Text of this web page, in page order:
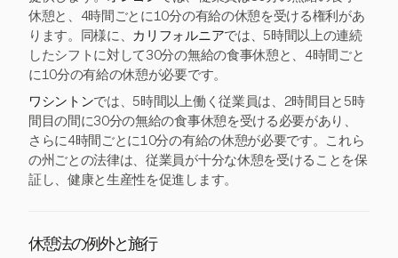
休憩と、4時間ごとに10分の有給の休憩を受ける権利があ
ります。同様に、 カリフォルニアでは、5時間以上の連続
したシフトに対して30分の無給の食事休憩と、4時間ごと
に10分の有給の休憩が必要です。
ワシントンでは、5時間以上働く従業員は、2時間目と5時
間目の間に30分の無給の食事休憩を受ける必要があり、
さらに4時間ごとに10分の有給の休憩が必要です。これら
の州ごとの法律は、従業員が十分な休憩を受けることを保
証し、健康と生産性を促進します。
休憩法の例外と施行